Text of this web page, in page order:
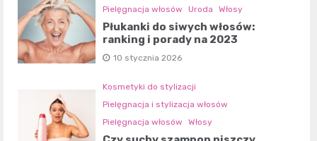
Pielęgnacja włosów
Uroda Włosy
Płukanki do siwych włosów:
ranking i porady na 2023
10 stycznia 2026
Kosmetyki do stylizacji
Pielęgnacja i stylizacja włosów
Pielęgnacja włosów
Włosy